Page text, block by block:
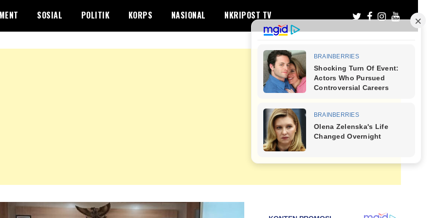
SOSIAL POLITIK KORPS NASIONAL NKRIPOST TV